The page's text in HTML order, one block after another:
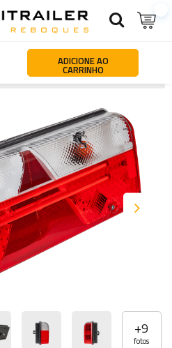
Iluminação e elementos de instalação
+9
fotos
ADICIONE AO
CARRINHO